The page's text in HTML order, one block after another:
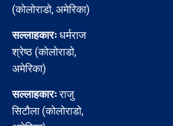
(कोलोराडो, अमेरिका)
सल्लाहकारःधर्मराज
श्रेष्ठ (कोलोराडो,
अमेरिका)
सल्लाहकारःराजु
सिटौला (कोलोराडो,